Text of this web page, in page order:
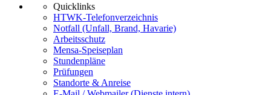
Quicklinks
HTWK-Telefonverzeichnis
Notfall (Unfall, Brand, Havarie)
Arbeitsschutz
Mensa-Speiseplan
Stundenpläne
Prüfungen
Standorte & Anreise